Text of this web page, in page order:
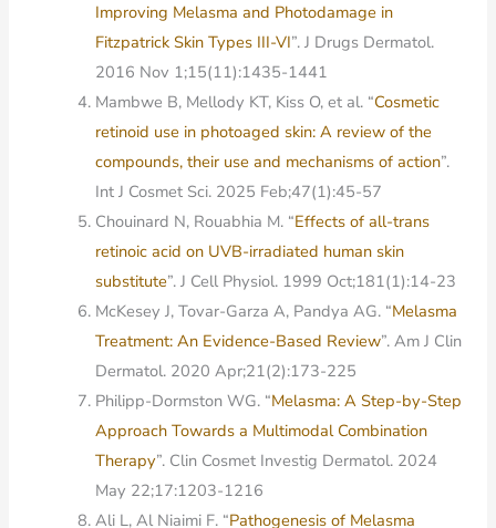
Improving Melasma and Photodamage in
Fitzpatrick Skin Types III-VI”. J Drugs Dermatol.
2016 Nov 1;15(11):1435-1441
Mambwe B, Mellody KT, Kiss O, et al. “Cosmetic
retinoid use in photoaged skin: A review of the
compounds, their use and mechanisms of action”.
Int J Cosmet Sci. 2025 Feb;47(1):45-57
Chouinard N, Rouabhia M. “Effects of all-trans
retinoic acid on UVB-irradiated human skin
substitute”. J Cell Physiol. 1999 Oct;181(1):14-23
McKesey J, Tovar-Garza A, Pandya AG. “Melasma
Treatment: An Evidence-Based Review”. Am J Clin
Dermatol. 2020 Apr;21(2):173-225
Philipp-Dormston WG. “Melasma: A Step-by-Step
Approach Towards a Multimodal Combination
Therapy”. Clin Cosmet Investig Dermatol. 2024
May 22;17:1203-1216
Ali L, Al Niaimi F. “Pathogenesis of Melasma